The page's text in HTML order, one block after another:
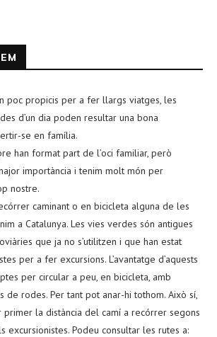
poc propicis per a fer llargs viatges, les
d’un dia poden resultar una bona
se en família.
han format part de l’oci familiar, però
importància i tenim molt món per
nostre.
caminant o en bicicleta alguna de les
a Catalunya. Les vies verdes són antigues
que ja no s’utilitzen i que han estat
per a fer excursions. L’avantatge d’aquests
per circular a peu, en bicicleta, amb
de rodes. Per tant pot anar-hi tothom. Això sí,
primer la distància del camí a recórrer segons
excursionistes. Podeu consultar les rutes a: